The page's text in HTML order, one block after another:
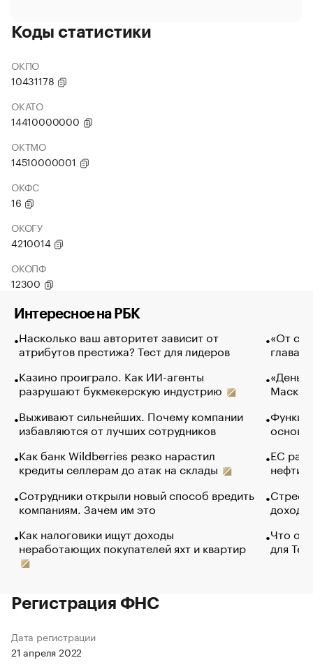
Коды статистики
ОКПО
10431178
ОКАТО
14410000000
ОКТМО
14510000001
ОКФС
16
ОКОГУ
4210014
ОКОПФ
12300
Интересное на РБК
Насколько ваш авторитет зависит от
атрибутов престижа? Тест для лидеров
Казино проиграло. Как ИИ-агенты
разрушают букмекерскую индустрию
Выживают сильнейших. Почему компании
избавляются от лучших сотрудников
Как банк Wildberries резко нарастил
кредиты селлерам до атак на склады
Сотрудники открыли новый способ вредить
компаниям. Зачем им это
Как налоговики ищут доходы
неработающих покупателей яхт и квартир
«От
глава
Маск в
основ
ЕС
нефти
Что
для
Регистрация ФНС
Дата регистрации
21 апреля 2022